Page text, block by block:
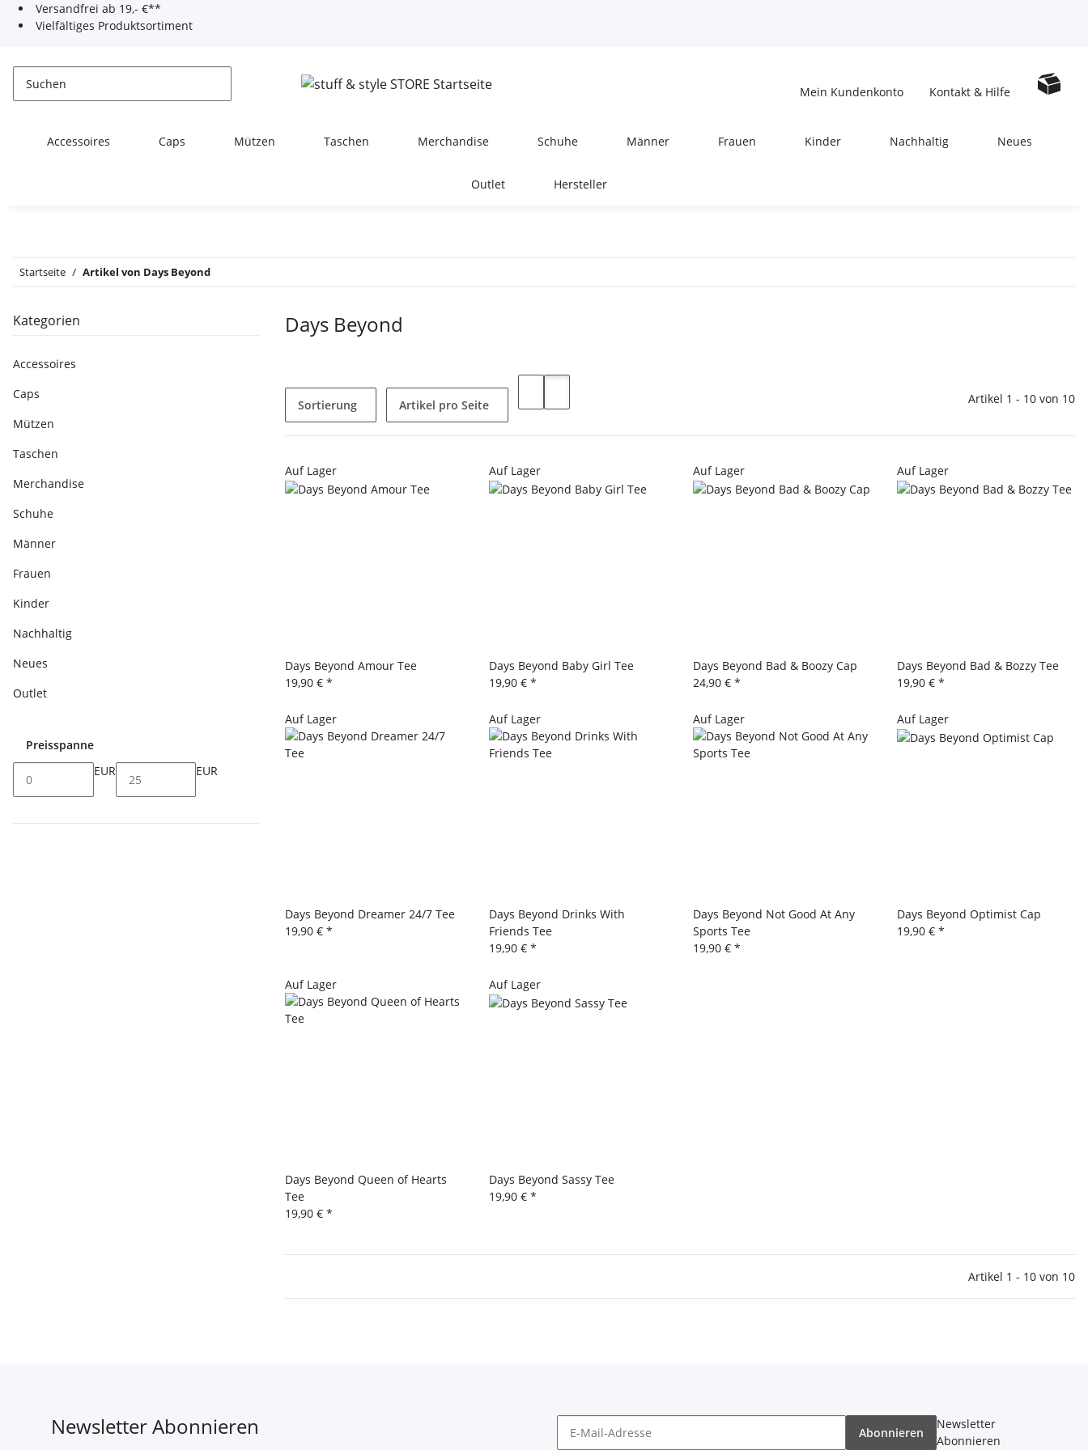
Versandfrei ab 19,- €**
Vielfältiges Produktsortiment
Mein Kundenkonto Kontakt & Hilfe
Accessoires Caps Mützen Taschen Merchandise Schuhe Männer Frauen Kinder Nachhaltig Neues
Outlet Hersteller
Startseite Artikel von Days Beyond
Days Beyond
Sortierung Artikel pro Seite Artikel 1 - 10 von 10
Auf Lager
Days Beyond Amour Tee
19,90 € *
Auf Lager
Days Beyond Baby Girl Tee
19,90 € *
Auf Lager
Days Beyond Bad & Boozy Cap
24,90 € *
Auf Lager
Days Beyond Bad & Bozzy Tee
19,90 € *
Auf Lager
Days Beyond Dreamer 24/7 Tee
19,90 € *
Auf Lager
Days Beyond Drinks With
Friends Tee
19,90 € *
Auf Lager
Days Beyond Not Good At Any
Sports Tee
19,90 € *
Auf Lager
Days Beyond Optimist Cap
19,90 € *
Auf Lager
Days Beyond Queen of Hearts
Tee
19,90 € *
Auf Lager
Days Beyond Sassy Tee
19,90 € *
Artikel 1 - 10 von 10
Kategorien
Accessoires
Caps
Mützen
Taschen
Merchandise
Schuhe
Männer
Frauen
Kinder
Nachhaltig
Neues
Outlet
Preisspanne
EUR
EUR
Newsletter Abonnieren Abonnieren
Newsletter
Abonnieren